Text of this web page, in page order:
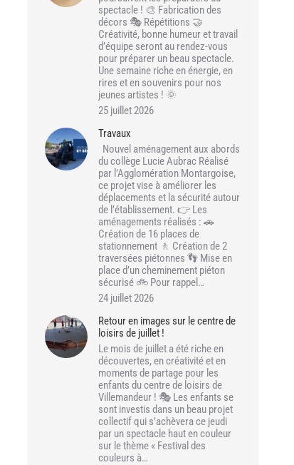
spectacle ! 🎨 Fabrication des
décors 🎭 Répétitions 🤝
Créativité, bonne humeur et travail
d’équipe seront au rendez-vous
pour préparer un beau spectacle.
Une semaine riche en énergie, en
rires et en souvenirs pour nos
jeunes artistes ! 🌞
25 juillet 2026
Travaux
Nouvel aménagement aux abords
du collège Lucie Aubrac Réalisé
par l’Agglomération Montargoise,
ce projet vise à améliorer les
déplacements et la sécurité autour
de l’établissement. 👉 Les
aménagements réalisés : 🚗
Création de 16 places de
stationnement 🚶 Création de 2
traversées piétonnes 👣 Mise en
place d’un cheminement piéton
sécurisé 🚲 Pour rappel…
24 juillet 2026
Retour en images sur le centre de
loisirs de juillet !
Le mois de juillet a été riche en
découvertes, en créativité et en
moments de partage pour les
enfants du centre de loisirs de
Villemandeur ! 🎭 Les enfants se
sont investis dans un beau projet
collectif qui s’achèvera ce jeudi
par un spectacle haut en couleur
sur le thème « Festival des
couleurs à…